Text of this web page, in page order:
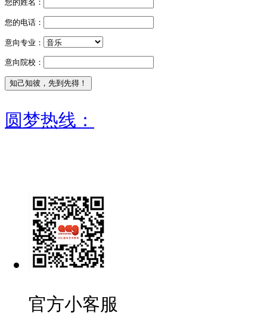
您的姓名：
您的电话：
意向专业：
意向院校：
圆梦热线：
官方小客服